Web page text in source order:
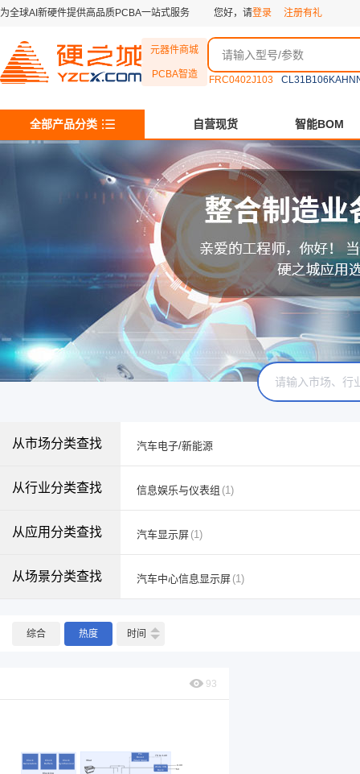
为全球AI新硬件提供高品质PCBA一站式服务 您好，请登录 注册有礼
元器件商城
PCBA智造 FRC0402J103
全部产品分类 自营现货 智能BOM
从市场分类查找 汽车电子/新能源
从行业分类查找 信息娱乐与仪表组 (1)
从应用分类查找 汽车显示屏 (1)
从场景分类查找 汽车中心信息显示屏 (1)
综合 热度 时间
93